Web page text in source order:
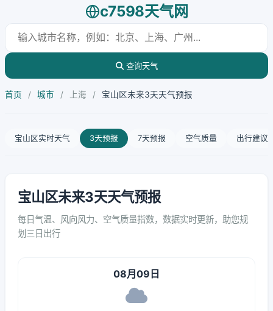
c7598天气网
查询天气
首页 / 城市 / 上海 / 宝山区未来3天天气预报
宝山区实时天气 3天预报 7天预报 空气质量 出行建议
宝山区未来3天天气预报
每日气温、风向风力、空气质量指数，数据实时更新，助您规
划三日出行
08月09日